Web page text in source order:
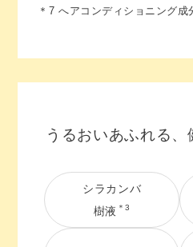
＊7 へアコンディショニング成
うるおいあふれる
シラカンバ
樹液 ＊3